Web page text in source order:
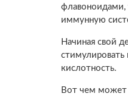
флавоноидами,
иммунную
Начиная свой
стимулировать
кислотность.
Вот чем может